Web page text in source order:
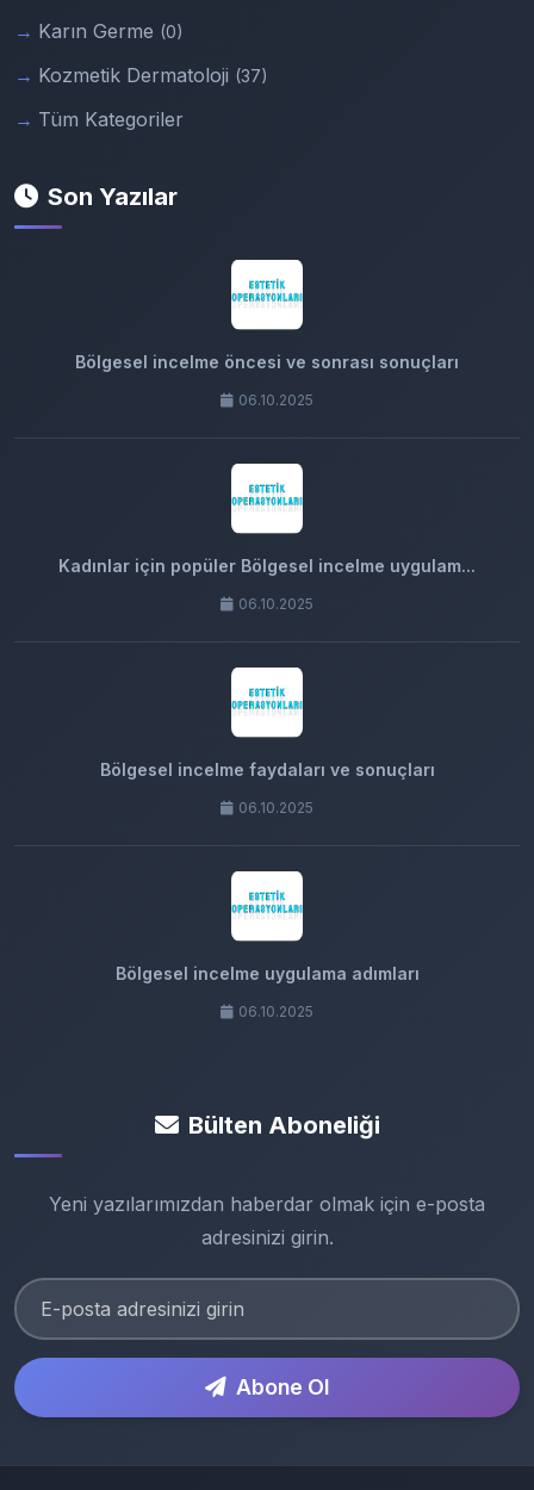
Karın Germe (0)
Kozmetik Dermatoloji (37)
Tüm Kategoriler
Son Yazılar
Bölgesel incelme öncesi ve sonrası sonuçları
06.10.2025
Kadınlar için popüler Bölgesel incelme uygulam...
06.10.2025
Bölgesel incelme faydaları ve sonuçları
06.10.2025
Bölgesel incelme uygulama adımları
06.10.2025
Bülten Aboneliği
Yeni yazılarımızdan haberdar olmak için e-posta
adresinizi girin.
Abone Ol